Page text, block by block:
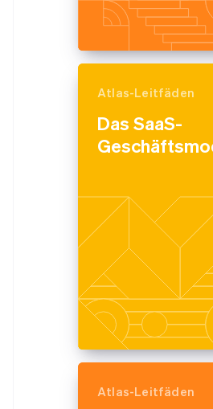
Atlas-Leitfäden
Das SaaS-
Atlas-Leitfäden